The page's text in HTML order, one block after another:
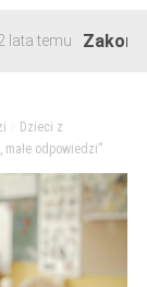
Zakończono
Dzieci z
odpowiedzi”